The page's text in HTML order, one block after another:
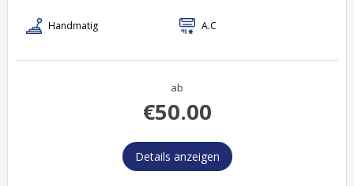
ab
€50.00
Details anzeigen